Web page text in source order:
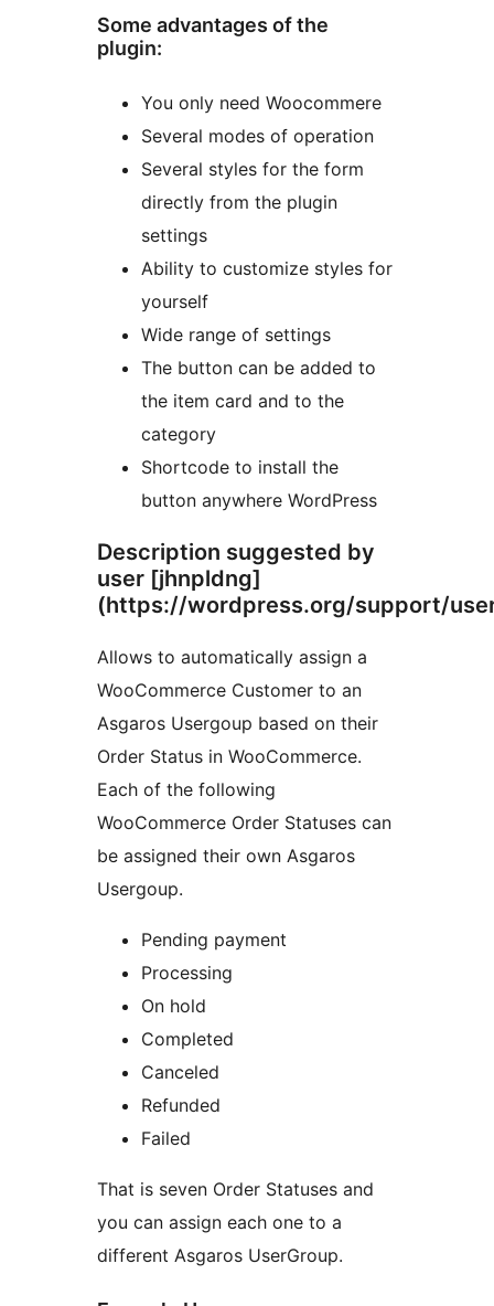
Some advantages of the
plugin:
You only need Woocommere
Several modes of operation
Several styles for the form
directly from the plugin
settings
Ability to customize styles for
yourself
Wide range of settings
The button can be added to
the item card and to the
category
Shortcode to install the
button anywhere WordPress
Description suggested by
user [jhnpldng]
(https://wordpress.org/support/
Allows to automatically assign a
WooCommerce Customer to an
Asgaros Usergoup based on their
Order Status in WooCommerce.
Each of the following
WooCommerce Order Statuses can
be assigned their own Asgaros
Usergoup.
Pending payment
Processing
On hold
Completed
Canceled
Refunded
Failed
That is seven Order Statuses and
you can assign each one to a
different Asgaros UserGroup.